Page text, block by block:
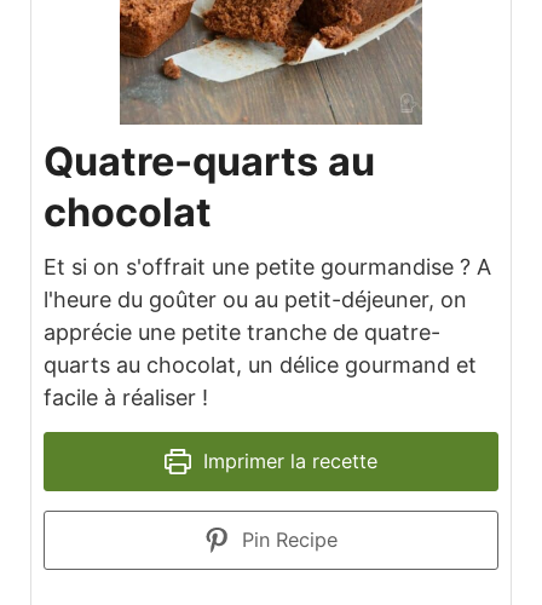
Quatre-quarts au
chocolat
Et si on s'offrait une petite gourmandise ? A
l'heure du goûter ou au petit-déjeuner, on
apprécie une petite tranche de quatre-
quarts au chocolat, un délice gourmand et
facile à réaliser !
Imprimer la recette
Pin Recipe